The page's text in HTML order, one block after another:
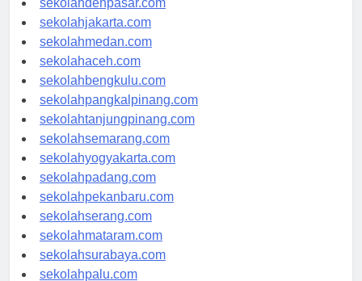
sekolahdenpasar.com
sekolahjakarta.com
sekolahmedan.com
sekolahaceh.com
sekolahbengkulu.com
sekolahpangkalpinang.com
sekolahtanjungpinang.com
sekolahsemarang.com
sekolahyogyakarta.com
sekolahpadang.com
sekolahpekanbaru.com
sekolahserang.com
sekolahmataram.com
sekolahsurabaya.com